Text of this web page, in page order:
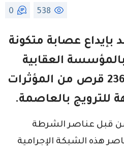
538
0
عصابة متكونة
العقابية
الحراش. بعد ان ضبط بحوزتهم على 236536 قرص من المؤثرات
للترويج بالعاصمة.
قبل عناصر الشرطة
هذه الشبكة الإجرامية